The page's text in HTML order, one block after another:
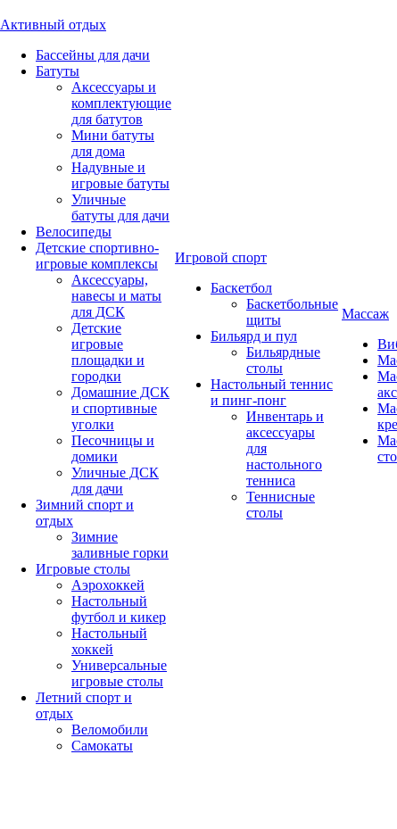
Активный отдых
Бассейны для дачи
Батуты
Аксессуары и
комплектующие
для батутов
Мини батуты
для дома
Надувные и
игровые батуты
Уличные
батуты для дачи
Велосипеды
Детские спортивно-
игровые комплексы
Аксессуары,
навесы и маты
для ДСК
Детские
игровые
площадки и
городки
Домашние ДСК
и спортивные
уголки
Песочницы и
домики
Уличные ДСК
для дачи
Зимний спорт и
отдых
Зимние
заливные горки
Игровые столы
Аэрохоккей
Настольный
футбол и кикер
Настольный
хоккей
Универсальные
игровые столы
Летний спорт и
отдых
Веломобили
Самокаты
Игровой спорт
Баскетбол
Баскетбольные
щиты
Бильярд и пул
Бильярдные
столы
Настольный теннис
и пинг-понг
Инвентарь и
аксессуары
для
настольного
тенниса
Теннисные
столы
Массаж